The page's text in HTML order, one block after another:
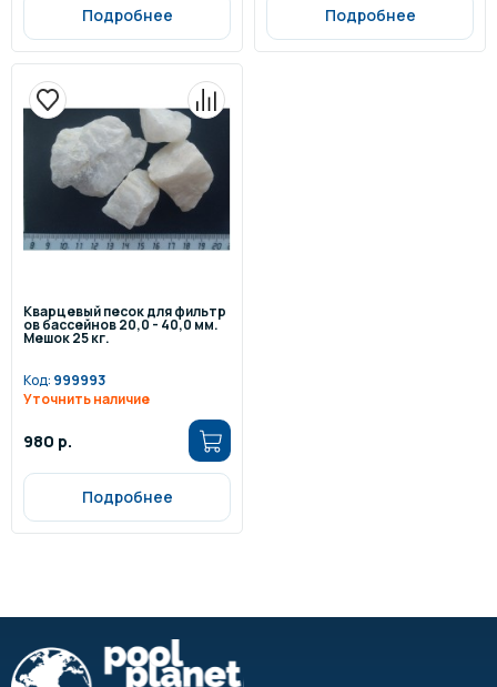
Подробнее Подробнее
Кварцевый песок для фильтр
ов бассейнов 20,0 - 40,0 мм.
Мешок 25 кг.
Код: 999993
Уточнить наличие
980 р.
Подробнее